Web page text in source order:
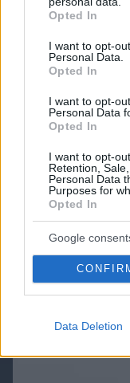
grant or deny
use your data for
consent section.
Opted In
I want to opt-
Personal Data.
Opted In
I want to opt-
Personal Data
Opted In
I want to opt-
Retention,
Personal Data
Purposes for
Opted In
Google
Data Deletion
Καρκίνος
συνδέθηκε με
παράδειγμα της
07.08.2026, 18:31